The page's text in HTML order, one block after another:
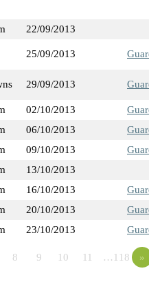
22/09/2013
25/09/2013
29/09/2013
02/10/2013
06/10/2013
09/10/2013
13/10/2013
16/10/2013
20/10/2013
23/10/2013
8 9 10 11 …118 »